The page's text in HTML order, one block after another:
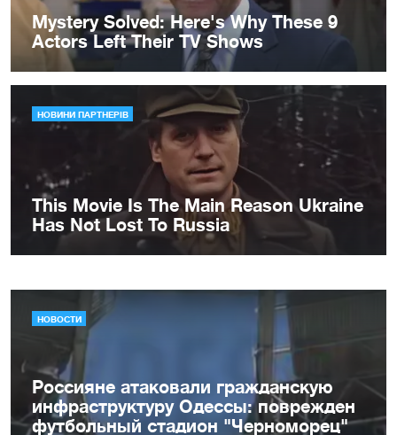
НОВОСТИ
Россияне атаковали гражданскую
инфраструктуру Одессы: поврежден
футбольный стадион "Черноморец"